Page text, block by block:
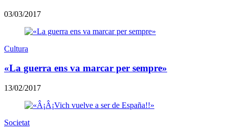
03/03/2017
Cultura
«La guerra ens va marcar per sempre»
13/02/2017
Societat